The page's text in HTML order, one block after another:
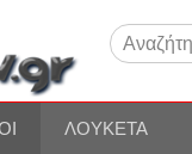
ΛΟΥΚΈΤΑ